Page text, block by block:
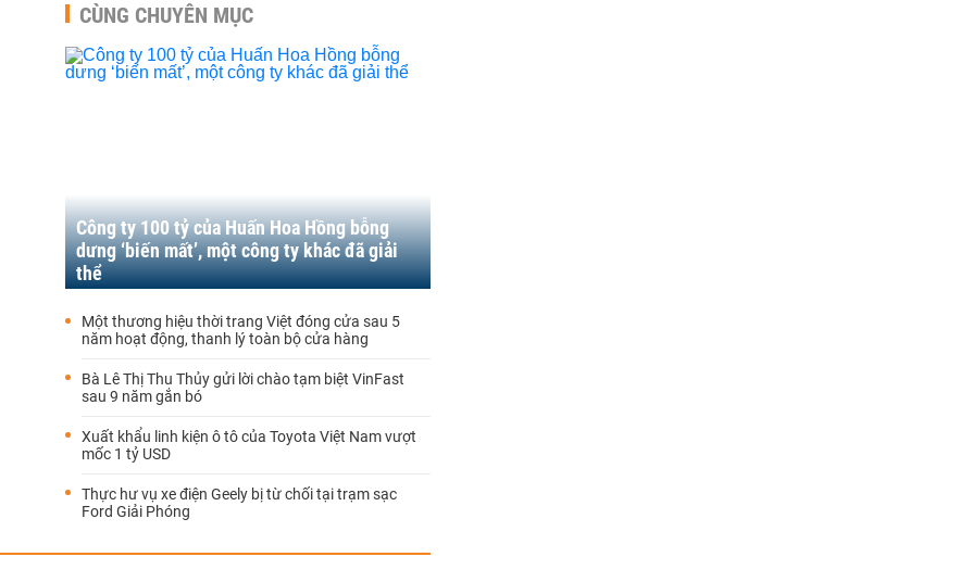
CÙNG CHUYÊN MỤC
Công ty 100 tỷ của Huấn Hoa Hồng bỗng
dưng ‘biến mất’, một công ty khác đã giải
thể
Một thương hiệu thời trang Việt đóng cửa sau 5
năm hoạt động, thanh lý toàn bộ cửa hàng
Bà Lê Thị Thu Thủy gửi lời chào tạm biệt VinFast
sau 9 năm gắn bó
Xuất khẩu linh kiện ô tô của Toyota Việt Nam vượt
mốc 1 tỷ USD
Thực hư vụ xe điện Geely bị từ chối tại trạm sạc
Ford Giải Phóng